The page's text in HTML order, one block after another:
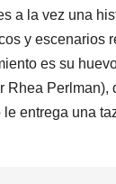
a la vez una
y escenarios
es su
entrega una